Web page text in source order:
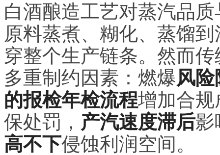
白酒酿造工艺对蒸汽品
原料蒸煮、糊化、蒸馏
穿整个生产链条。然而
多重制约因素：燃爆风
的报检年检流程增加合规
保处罚， 产汽速度滞后影
高不下侵蚀利润空间。